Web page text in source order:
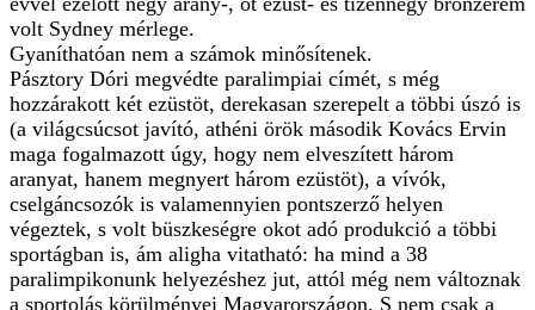
volt Sydney mérlege.
Gyaníthatóan nem a számok minősítenek.
Pásztory Dóri megvédte paralimpiai címét, s még
hozzárakott két ezüstöt, derekasan szerepelt a többi úszó is
(a világcsúcsot javító, athéni örök második Kovács Ervin
maga fogalmazott úgy, hogy nem elveszített három
aranyat, hanem megnyert három ezüstöt), a vívók,
cselgáncsozók is valamennyien pontszerző helyen
végeztek, s volt büszkeségre okot adó produkció a többi
sportágban is, ám aligha vitatható: ha mind a 38
paralimpikonunk helyezéshez jut, attól még nem változnak
a sportolás körülményei Magyarországon. S nem csak a